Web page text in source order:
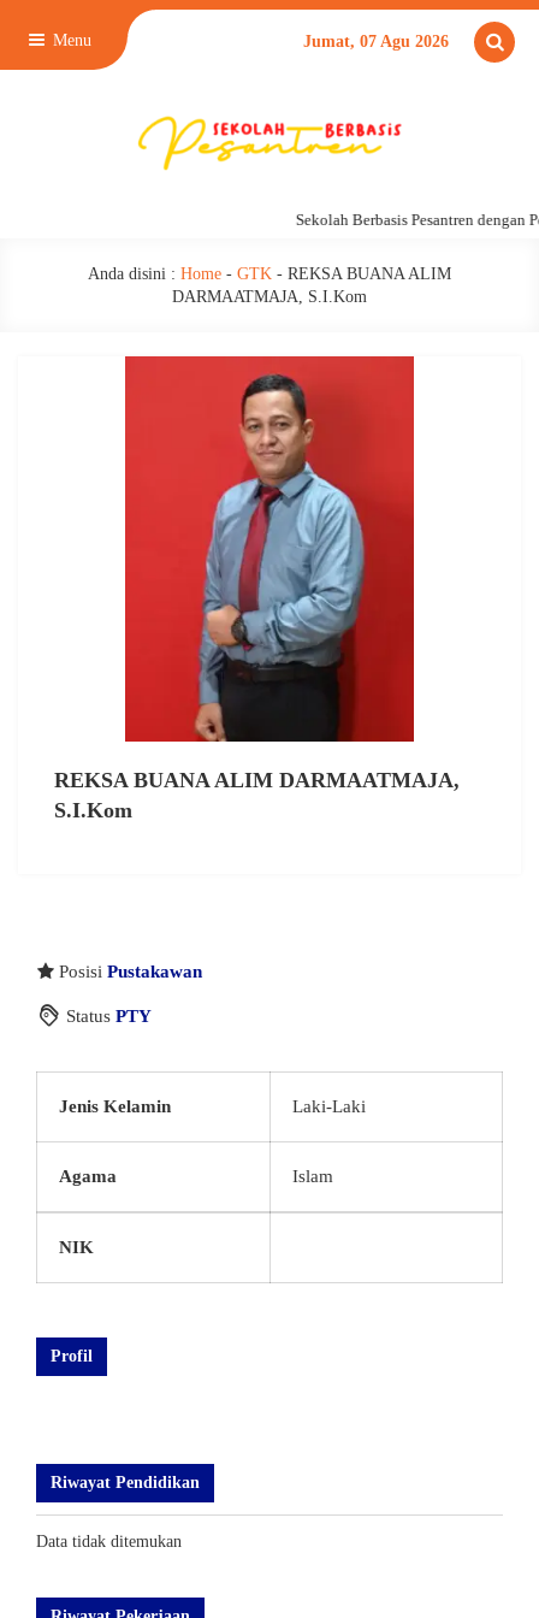
Menu Jumat, 07 Agu 2026
Sekolah Berbasis Pesantren dengan
Anda disini : Home - GTK - REKSA BUANA ALIM
DARMAATMAJA, S.I.Kom
REKSA BUANA ALIM DARMAATMAJA,
S.I.Kom
Posisi Pustakawan
Status PTY
Jenis Kelamin Laki-Laki
Agama Islam
NIK
Profil
Riwayat Pendidikan
Data tidak ditemukan